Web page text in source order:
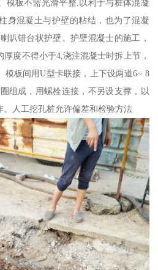
模板不需光滑平整,以利于与桩体混凝
身混凝土与护壁的粘结，也为了混凝
叭错台状护壁。护壁混凝士的施工，
度不得小于4,浇注混凝士时拆上节，
模板间用U型卡联接，上下设两道6~ 8
组成，用螺栓连接，不另设支撑，以
人工挖孔桩允许偏差和检验方法